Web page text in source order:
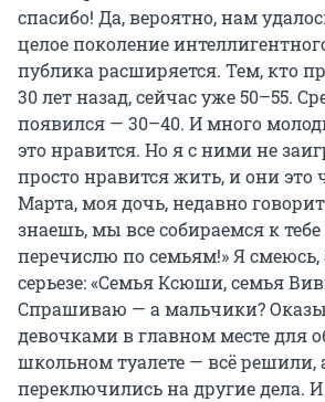
спасибо! Да, вероятно, нам
целое поколение
публика расширяется. Тем, кто
30 летназад, сейчас уже50–55.
появился — 30–40. И много
это нравится. Но я с ними не
просто нравится жить, и они это
Марта, моя дочь, недавно
знаешь, мы все собираемся к тебе
перечислю по семьям!» Я
серьезе: «Семья Ксюши, семья
Спрашиваю — а мальчики?
девочками в главном месте для
школьном туалете — всё
переключились на другие дела.